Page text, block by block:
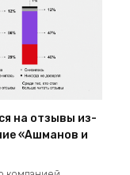
на отзывы из-
«Ашманов и